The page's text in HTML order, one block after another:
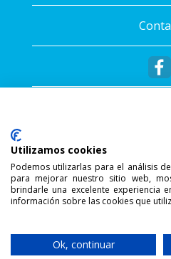
Copyright © 2026 -
SSL Secure
Utilizamos cookies
Podemos utilizarlas para el análisis
para mejorar nuestro sitio web,
brindarle una excelente experiencia
información sobre las cookies que
Ok, continuar